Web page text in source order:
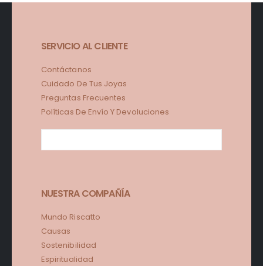
SERVICIO AL CLIENTE
Contáctanos
Cuidado De Tus Joyas
Preguntas Frecuentes
Políticas De Envío Y Devoluciones
NUESTRA COMPAÑÍA
Mundo Riscatto
Causas
Sostenibilidad
Espiritualidad